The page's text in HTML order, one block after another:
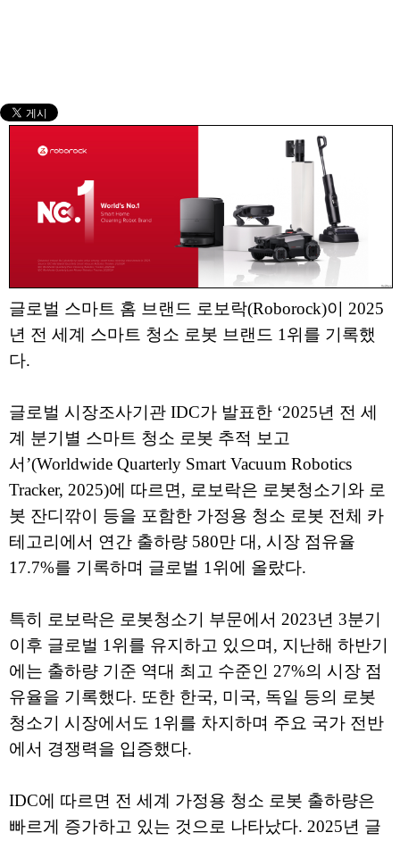
글로벌 스마트 홈 브랜드 로보락(Roborock)이 2025
년 전 세계 스마트 청소 로봇 브랜드 1위를 기록했
다.
글로벌 시장조사기관 IDC가 발표한 ‘2025년 전 세
계 분기별 스마트 청소 로봇 추적 보고
서’(Worldwide Quarterly Smart Vacuum Robotics
Tracker, 2025)에 따르면, 로보락은 로봇청소기와 로
봇 잔디깎이 등을 포함한 가정용 청소 로봇 전체 카
테고리에서 연간 출하량 580만 대, 시장 점유율
17.7%를 기록하며 글로벌 1위에 올랐다.
특히 로보락은 로봇청소기 부문에서 2023년 3분기
이후 글로벌 1위를 유지하고 있으며, 지난해 하반기
에는 출하량 기준 역대 최고 수준인 27%의 시장 점
유율을 기록했다. 또한 한국, 미국, 독일 등의 로봇
청소기 시장에서도 1위를 차지하며 주요 국가 전반
에서 경쟁력을 입증했다.
IDC에 따르면 전 세계 가정용 청소 로봇 출하량은
빠르게 증가하고 있는 것으로 나타났다. 2025년 글